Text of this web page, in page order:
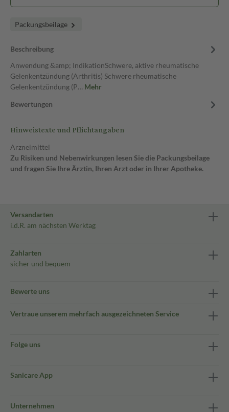
Packungsbeilage
Beschreibung
Anwendung &amp; IndikationSchwere, aktive rheumatische
Gelenkentzündung (Arthritis) Schwere rheumatische
Gelenkentzündung (P… Mehr
Bewertungen
Hinweistexte und Pflichtangaben
Arzneimittel
Zu Risiken und Nebenwirkungen lesen Sie die Packungsbeilage
und fragen Sie Ihre Ärztin, Ihren Arzt oder in Ihrer Apotheke.
Versandarten
i.d.R. am nächsten Werktag
Zahlarten
sicher und bequem
Bewerte uns
Vertraue unserem mehrfach ausgezeichneten Service
Folge uns
Sanicare App
Unternehmen